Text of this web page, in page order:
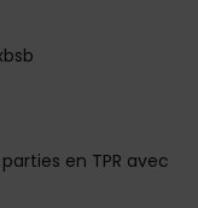
en TPR avec